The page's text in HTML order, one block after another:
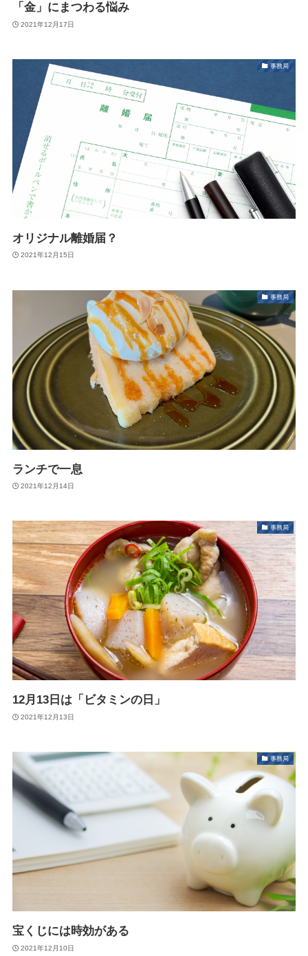
「金」にまつわる悩み
2021年12月17日
事務局
オリジナル離婚届？
2021年12月15日
事務局
ランチで一息
2021年12月14日
事務局
12月13日は「ビタミンの日」
2021年12月13日
事務局
宝くじには時効がある
2021年12月10日